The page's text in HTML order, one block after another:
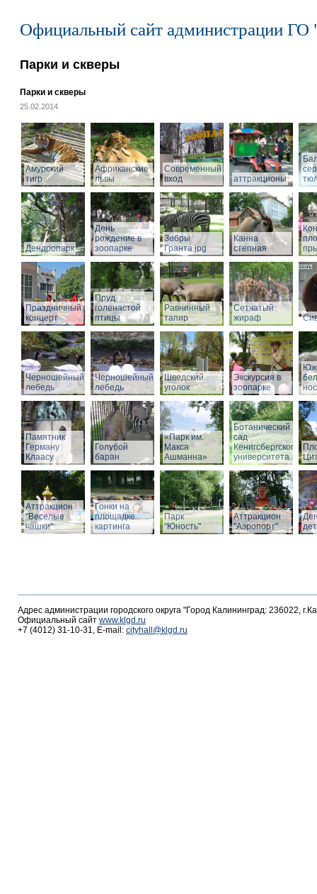
Официальный сайт администрации ГО
Парки и скверы
Парки и скверы
25.02.2014
Амурский
тигр
Африканские
львы
Современный
вход
аттракционы
Дендропарк
День
рождение в
зоопарке
Зебры
Гранта.jpg
Канна
степная
Праздничный
концерт
Пруд
голенастой
птицы
Равнинный
тапир
Сетчатый
жираф
Черношейный
лебедь
Черношейный
лебедь
Шведский
уголок
Экскурсия в
зоопарке
Памятник
Герману
Клаасу
Голубой
баран
«Парк им.
Макса
Ашманна»
Ботанический
сад
Кенигсбергского
университета
Аттракцион
"Веселые
чашки"
Гонки на
площадке
картинга
Парк
"Юность"
Аттракцион
"Аэропорт"
Адрес администрации городского округа "Город Калининград: 236022,
Официальный сайт www.klgd.ru
+7 (4012) 31-10-31, E-mail: cityhall@klgd.ru